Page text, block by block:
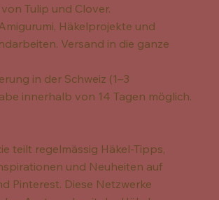
Tulip und Clover.
Häkelprojekte und
Versand in die ganze
in der Schweiz (1–3
innerhalb von 14 Tagen möglich.
teilt regelmässig Häkel-Tipps,
und Neuheiten auf
Pinterest. Diese Netzwerke